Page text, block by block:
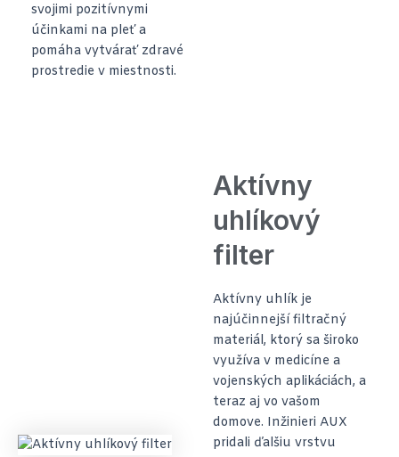
svojimi pozitívnymi
účinkami na pleť a
pomáha vytvárať zdravé
prostredie v miestnosti.
Aktívny
uhlíkový
filter
Aktívny uhlík je
najúčinnejší filtračný
materiál, ktorý sa široko
využíva v medicíne a
vojenských aplikáciách, a
teraz aj vo vašom
domove. Inžinieri AUX
pridali ďalšiu vrstvu